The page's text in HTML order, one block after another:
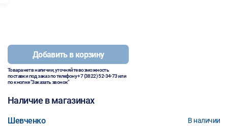
Добавить в корзину
Товара нет в наличии, уточняйте возможность
поставки под заказ по телефону+7 (3822) 52-34-73или
по кнопке "Заказать звонок"
Наличие в магазинах
Шевченко В наличии